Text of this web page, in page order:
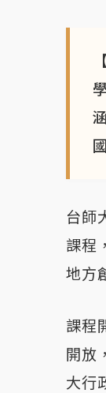
台師
課程
地方
課程
開放
大行